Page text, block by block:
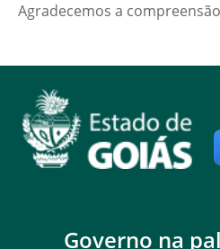
Agradecemos a
Governo na